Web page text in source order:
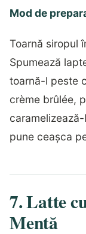
Mod de
Toarnă siropul
Spumează
toarnă-l peste
crème brûlée,
pune ceașca
7. Latte
Mentă